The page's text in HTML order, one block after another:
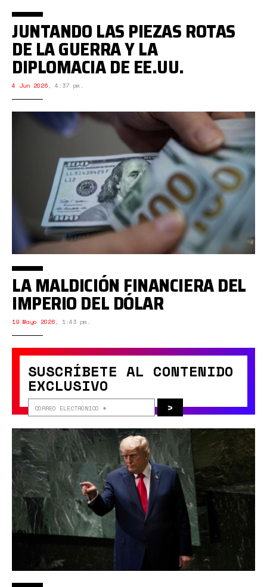
JUNTANDO LAS PIEZAS ROTAS
DE LA GUERRA Y LA
DIPLOMACIA DE EE.UU.
4 Jun 2026, 4:37 pm.
SUSCRÍBETE AL CONTENIDO
EXCLUSIVO
>
LA MALDICIÓN FINANCIERA DEL
IMPERIO DEL DÓLAR
19 Mayo 2026, 1:43 pm.